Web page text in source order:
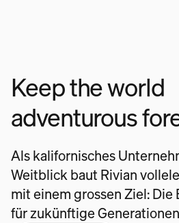
Keep the world
adventurous
Als kalifornisches
Weitblick baut Rivian
mit einem grossen Ziel:
für zukünftige